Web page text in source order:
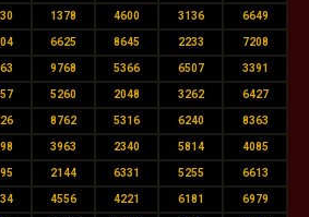
1378 4600 3136 6649
6625 8645 2233 7208
9768 5366 6507 3391
5260 2048 3262 6427
8762 5316 6240 8363
3963 2340 5814 4085
2144 6331 5255 6613
4556 4221 6181 6979